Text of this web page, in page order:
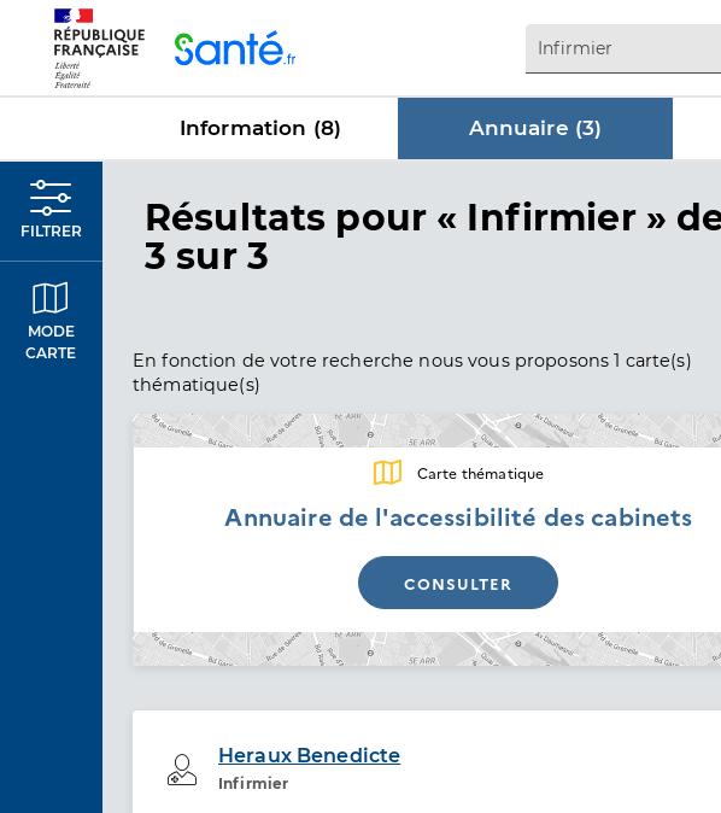
Information (8) Annuaire (3)
FILTRER
MODE
CARTE
Résultats dans Annuaire
pour « Infirmier »
3 sur 3
En fonction de votre recherche nous vous proposons 1 carte(s)
thématique(s)
Annuaire de l'accessibilité des cabinets
Carte thématique
CONSULTER
Heraux Benedicte
Infirmier
Professionel de santé
Panneau de gestion des cookies